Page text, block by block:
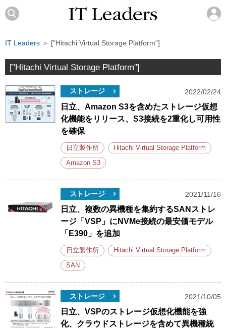
IT Leaders ＞ ["Hitachi Virtual Storage Platform"]
["Hitachi Virtual Storage Platform"]
ストレージ 2022/02/24
日立、Amazon S3を含めたストレージ仮想
化機能をリリース、S3接続を2重化し可用性
を確保
日立製作所 Hitachi Virtual Storage Platform
Amazon S3
ストレージ 2021/11/16
日立、複数の異機種を集約するSANストレ
ージ「VSP」にNVMe接続の最安価モデル
「E390」を追加
日立製作所 Hitachi Virtual Storage Platform
SAN
ストレージ 2021/10/05
日立、VSPのストレージ仮想化機能を強
化、クラウドストレージを含めて異機種統